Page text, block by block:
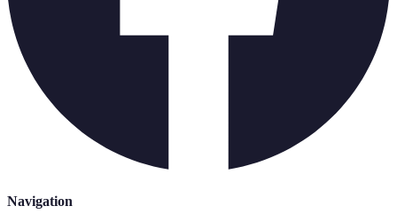
Navigation